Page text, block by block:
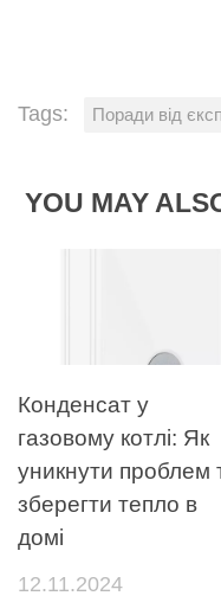
Tags: Поради від
YOU MAY
Конденсат у
газовому котлі: Як
уникнути проблем
зберегти тепло в
домі
12.11.2024